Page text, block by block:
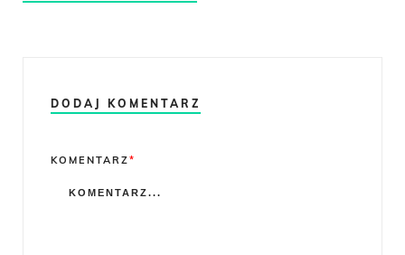
DODAJ KOMENTARZ
Comment
KOMENTARZ*